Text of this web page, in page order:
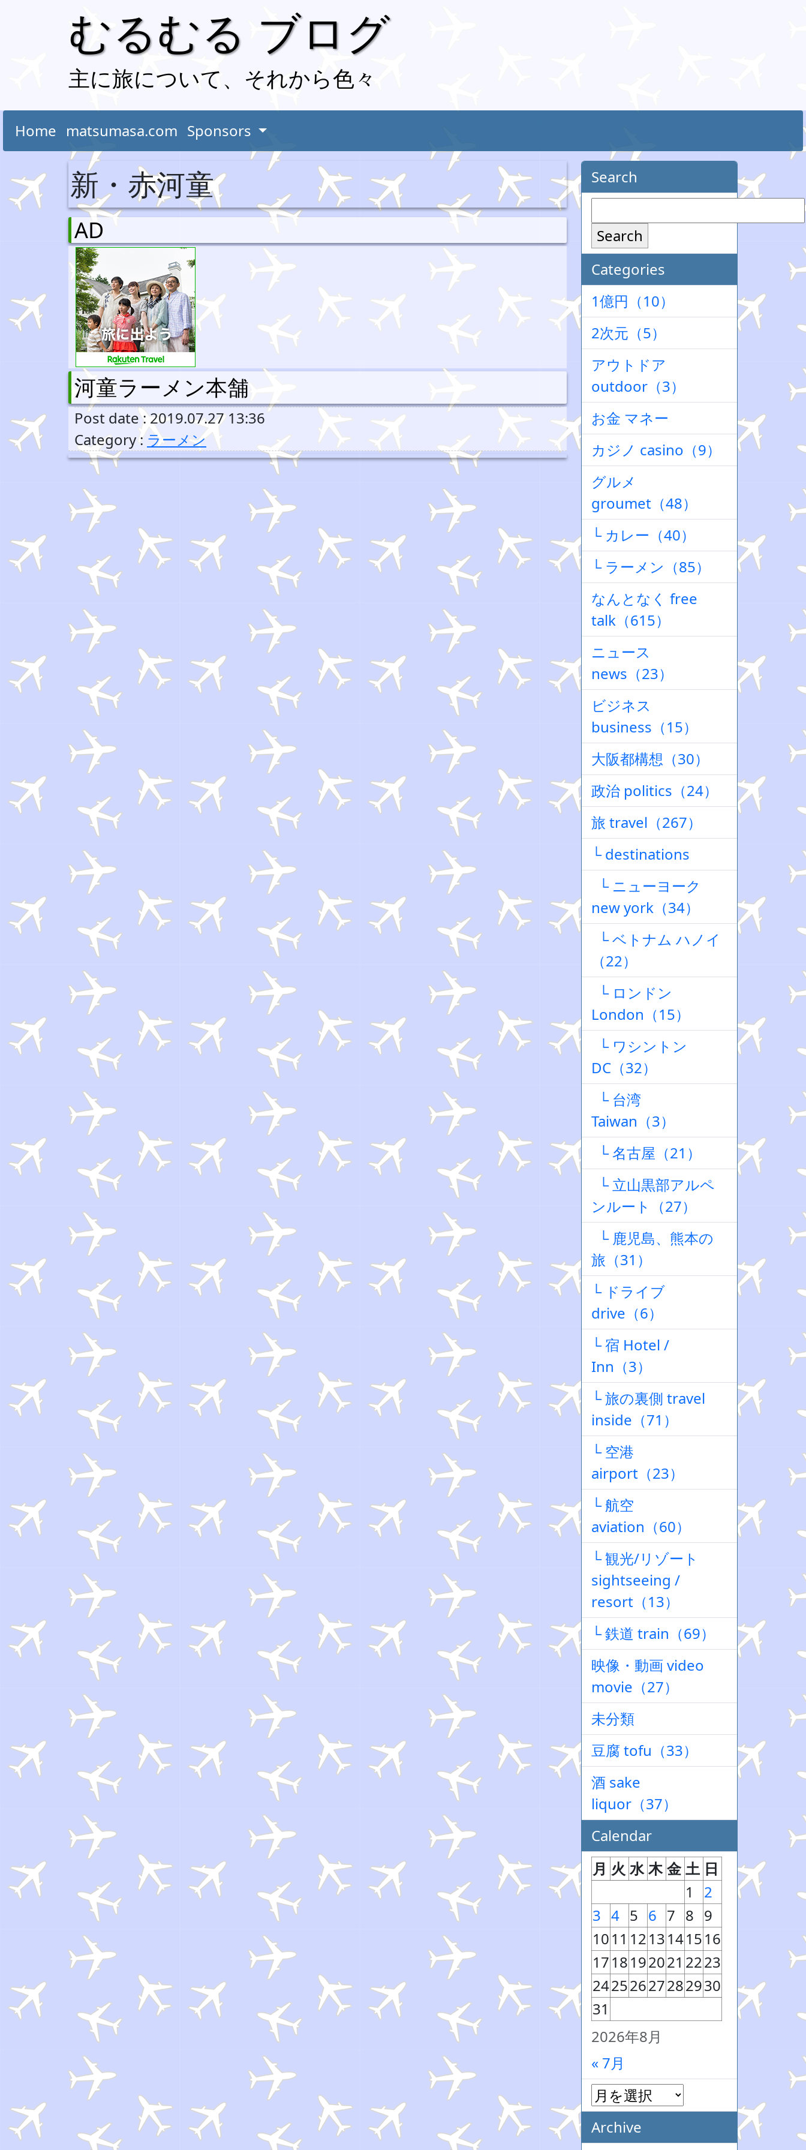
むるむる ブログ
主に旅について、それから色々
Home matsumasa.com Sponsors
新・赤河童
AD
河童ラーメン本舗
Post date : 2019.07.27 13:36
Category : ラーメン
Search
Search
Categories
1億円（10）
2次元（5）
アウトドア
outdoor（3）
お金 マネー
カジノ casino（9）
グルメ
groumet（48）
└ カレー（40）
└ ラーメン（85）
なんとなく free
talk（615）
ニュース
news（23）
ビジネス
business（15）
大阪都構想（30）
政治 politics（24）
旅 travel（267）
└ destinations
└ ニューヨーク
new york（34）
└ ベトナム ハノイ
（22）
└ ロンドン
London（15）
└ ワシントン
DC（32）
└ 台湾
Taiwan（3）
└ 名古屋（21）
└ 立山黒部アルペ
ンルート（27）
└ 鹿児島、熊本の
旅（31）
└ ドライブ
drive（6）
└ 宿 Hotel /
Inn（3）
└ 旅の裏側 travel
inside（71）
└ 空港
airport（23）
└ 航空
aviation（60）
└ 観光/リゾート
sightseeing /
resort（13）
└ 鉄道 train（69）
映像・動画 video
movie（27）
未分類
豆腐 tofu（33）
酒 sake
liquor（37）
Calendar
2026年8月
月 火 水 木 金 土 日
1
2
3 4 5 6 7 8 9
1011 1213141516
1718192021 2223
24252627282930
31
« 7月
Archive